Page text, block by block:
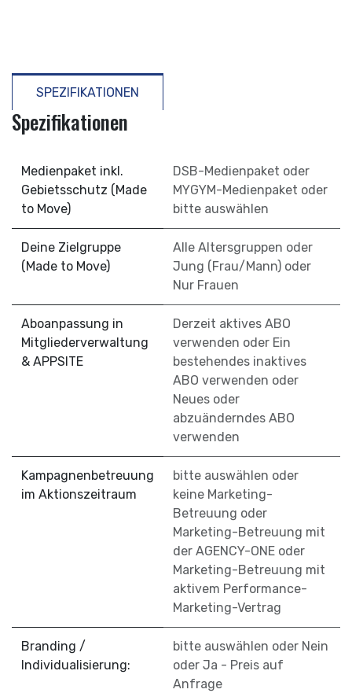
SPEZIFIKATIONEN
Spezifikationen
Medienpaket inkl.
Gebietsschutz (Made
to Move)
DSB-Medienpaket oder
MYGYM-Medienpaket oder
bitte auswählen
Deine Zielgruppe
(Made to Move)
Alle Altersgruppen oder
Jung (Frau/Mann) oder
Nur Frauen
Aboanpassung in
Mitgliederverwaltung
& APPSITE
Derzeit aktives ABO
verwenden oder Ein
bestehendes inaktives
ABO verwenden oder
Neues oder
abzuänderndes ABO
verwenden
Kampagnenbetreuung
im Aktionszeitraum
bitte auswählen oder
keine Marketing-
Betreuung oder
Marketing-Betreuung mit
der AGENCY-ONE oder
Marketing-Betreuung mit
aktivem Performance-
Marketing-Vertrag
Branding /
Individualisierung:
bitte auswählen oder Nein
oder Ja - Preis auf
Anfrage